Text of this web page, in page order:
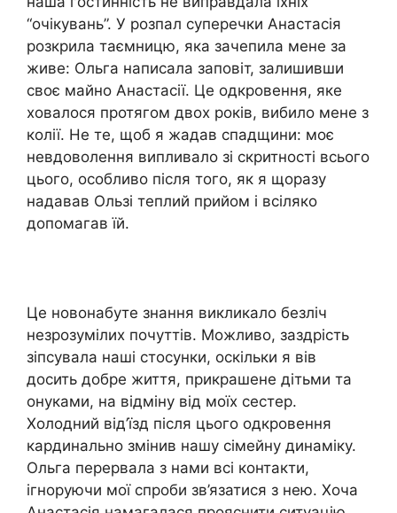
“очікувань”. У розпал суперечки Анастасія
розкрила таємницю, яка зачепила мене за
живе: Ольга написала заповіт, залишивши
своє майно Анастасії. Це одкровення, яке
ховалося протягом двох років, вибило мене з
колії. Не те, щоб я жадав спадщини: моє
невдоволення випливало зі скритності всього
цього, особливо після того, як я щоразу
надавав Ользі теплий прийом і всіляко
допомагав їй.
Це новонабуте знання викликало безліч
незрозумілих почуттів. Можливо, заздрість
зіпсувала наші стосунки, оскільки я вів
досить добре життя, прикрашене дітьми та
онуками, на відміну від моїх сестер.
Холодний від’їзд після цього одкровення
кардинально змінив нашу сімейну динаміку.
Ольга перервала з нами всі контакти,
ігноруючи мої спроби зв’язатися з нею. Хоча